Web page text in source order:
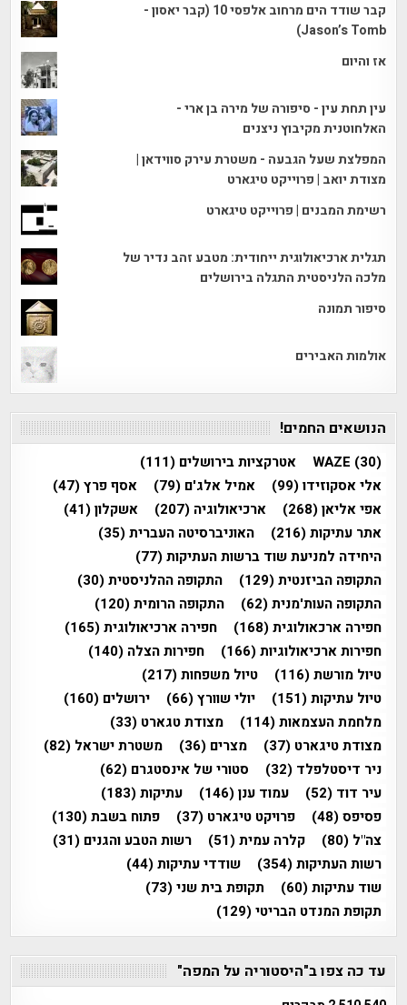
קבר שודד הים מרחוב אלפסי 10 (קבר יאסון -
Jason’s Tomb)
אז והיום
עין תחת עין - סיפורה של מירה בן ארי -
האלחוטנית מקיבוץ ניצנים
המפלצת שעל הגבעה - משטרת עירק סווידאן |
מצודת יואב | פרוייקט טיגארט
רשימת המבנים | פרוייקט טיגארט
תגלית ארכיאולוגית ייחודית: מטבע זהב נדיר של
מלכה הלניסטית התגלה בירושלים
סיפור תמונה
אולמות האבירים
הנושאים החמים!
WAZE (30) אטרקציות בירושלים (111)
אלי אסקוזידו(99) אמיל אלג'ם (79) אסף פרץ(47)
אפי אליאן(268) ארכיאולוגיה (207) אשקלון(41)
אתר עתיקות(216) האוניברסיטה העברית(35)
היחידה למניעת שוד ברשות העתיקות(77)
התקופה הביזנטית(129) התקופה ההלניסטית(30)
התקופה העות'מנית(62) התקופה הרומית(120)
חפירה ארכאולוגית(168) חפירה ארכיאולוגית(165)
חפירות ארכיאולוגיות(166) חפירות הצלה (140)
טיול מורשת(116) טיול משפחות(217)
טיול עתיקות(151) יולי שוורץ(66) ירושלים (160)
מלחמת העצמאות(114) מצודת טגארט (33)
מצודת טיגארט (37) מצרים (36) משטרת ישראל (82)
ניר דיסטלפלד (32) סטורי של אינסטגרם (62)
עיר דוד (52) עמוד ענן(146) עתיקות(183)
פסיפס(48) פרויקט טיגארט (37) פתוח בשבת(130)
צה"ל (80) קלרה עמית(51) רשות הטבע והגנים (31)
רשות העתיקות(354) שודדי עתיקות(44)
שוד עתיקות(60) תקופת בית שני(73)
תקופת המנדט הבריטי(129)
עד כה צפו ב"היסטוריה על המפה"